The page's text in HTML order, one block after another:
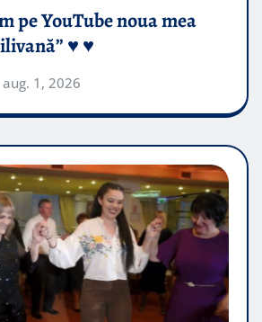
pe YouTube noua mea
♥️ ♥️
aug. 1, 2026